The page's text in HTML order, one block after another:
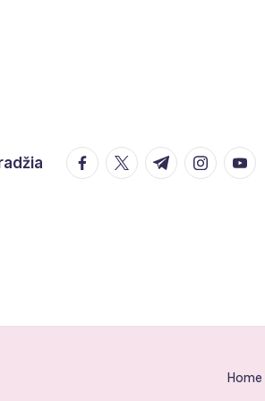
facebook.com
twitter.com
t.me
Home